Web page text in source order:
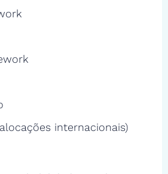
internacionais)